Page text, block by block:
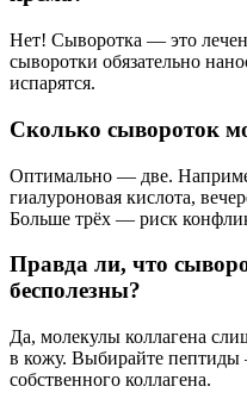
Нет! Сыворотка — это
сыворотки обязательно
испарятся.
Сколько сывороток
Оптимально — две.
гиалуроновая кислота,
Больше трёх — риск
Правда ли, что
бесполезны?
Да, молекулы коллагена
в кожу. Выбирайте
собственного коллагена.